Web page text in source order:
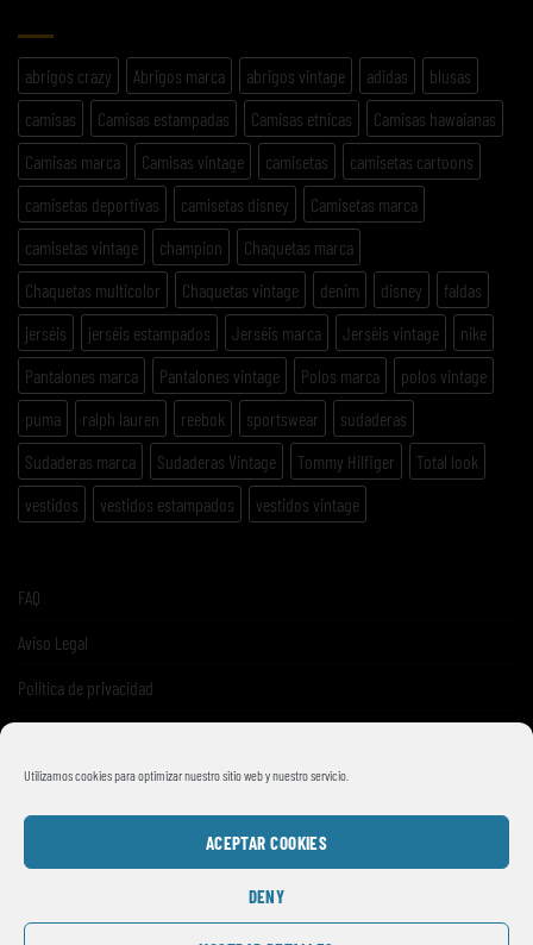
Utilizamos cookies para optimizar nuestro sitio web y nuestro servicio.
ACEPTAR COOKIES
DENY
abrigos crazy Abrigos marca abrigos vintage adidas
blusas
camisas
Camisas estampadas Camisas etnicas
Camisas hawaianas
Camisas marca
Camisas vintage camisetas
camisetas cartoons
camisetas deportivas
camisetas disney
Camisetas marca
camisetas vintage
champion
Chaquetas marca
Chaquetas multicolor
Chaquetas vintage denim disney
faldas
jerséis
jerséis estampados Jerséis marca Jerséis vintage
nike
Pantalones marca
Pantalones vintage Polos marca
polos vintage
puma
ralph lauren reebok sportswear
sudaderas
Sudaderas marca
Sudaderas Vintage Tommy Hilfiger
Total look
vestidos
vestidos estampados vestidos vintage
FAQ
Aviso Legal
Politica de privacidad